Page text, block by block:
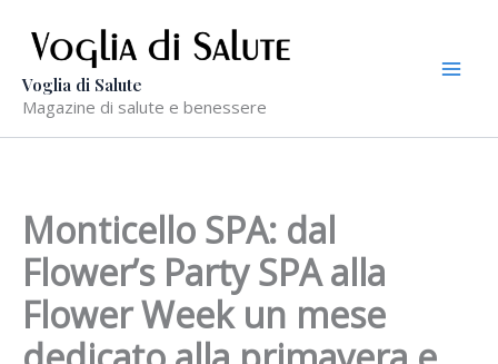
contenuto
Voglia di Salute
Magazine di salute e benessere
Monticello SPA: dal
Flower’s Party SPA alla
Flower Week un mese